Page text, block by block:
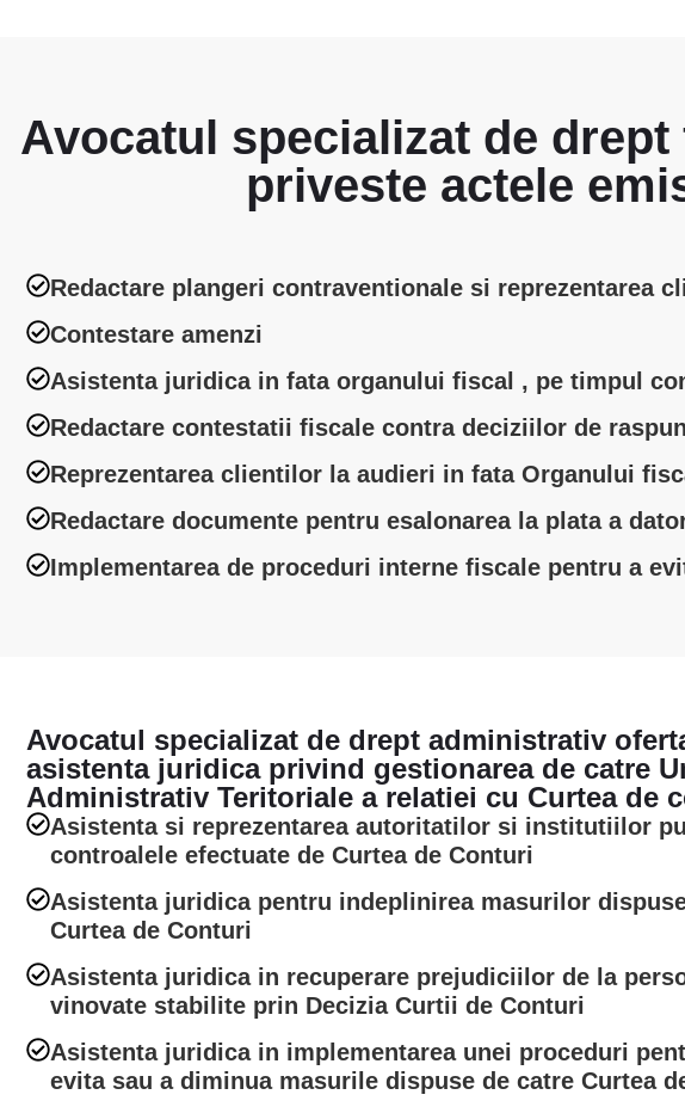
Avocatul specializat de
priveste actele
Redactare plangeri contraventionale si reprezentarea
Contestare amenzi
Asistenta juridica in fata organului fiscal , pe timpul
Redactare contestatii fiscale contra deciziilor de
Reprezentarea clientilor la audieri in fata Organului
Redactare documente pentru esalonarea la plata a
Implementarea de proceduri interne fiscale pentru a
Avocatul specializat de drept administrativ
asistenta juridica privind gestionarea de catre
Administrativ Teritoriale a relatiei cu Curtea de
Asistenta si reprezentarea autoritatilor si institutiilor
controalele efectuate de Curtea de Conturi
Asistenta juridica pentru indeplinirea masurilor
Curtea de Conturi
Asistenta juridica in recuperare prejudiciilor de la
vinovate stabilite prin Decizia Curtii de Conturi
Asistenta juridica in implementarea unei proceduri
evita sau a diminua masurile dispuse de catre Curtea